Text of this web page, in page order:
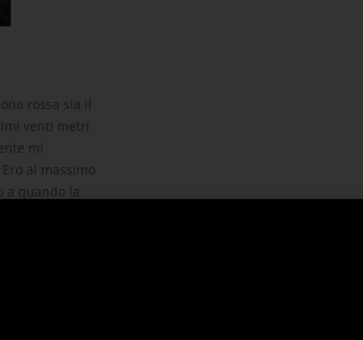
rossa sia il
venti metri
mi
al massimo
a quando la